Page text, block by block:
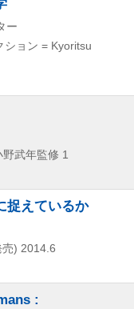
ー
ション = Kyoritsu
武年監修 1
捉えているか
) 2014.6
: